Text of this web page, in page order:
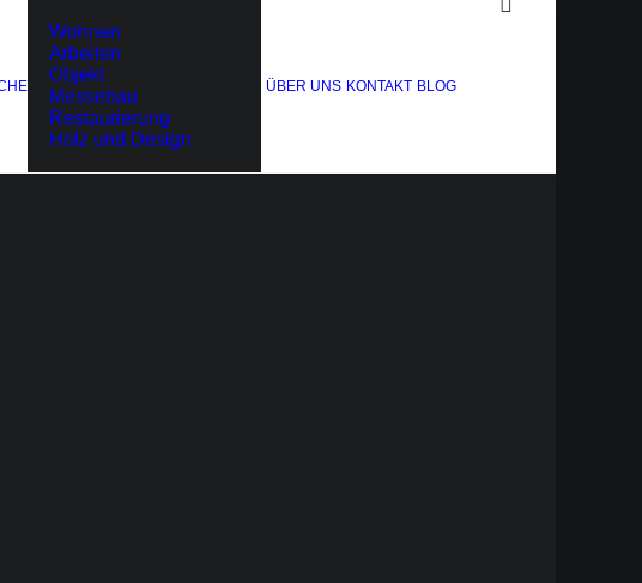
Wohnen
Arbeiten
Objekt
Messebau
Restaurierung
Holz und Design
ÜBER UNS KONTAKT BLOG